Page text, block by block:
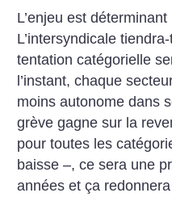
L’enjeu est déterminant
L’intersyndicale
tentation catégorielle
l’instant, chaque
moins autonome dans
grève gagne sur la
pour toutes les
baisse –, ce sera une
années et ça